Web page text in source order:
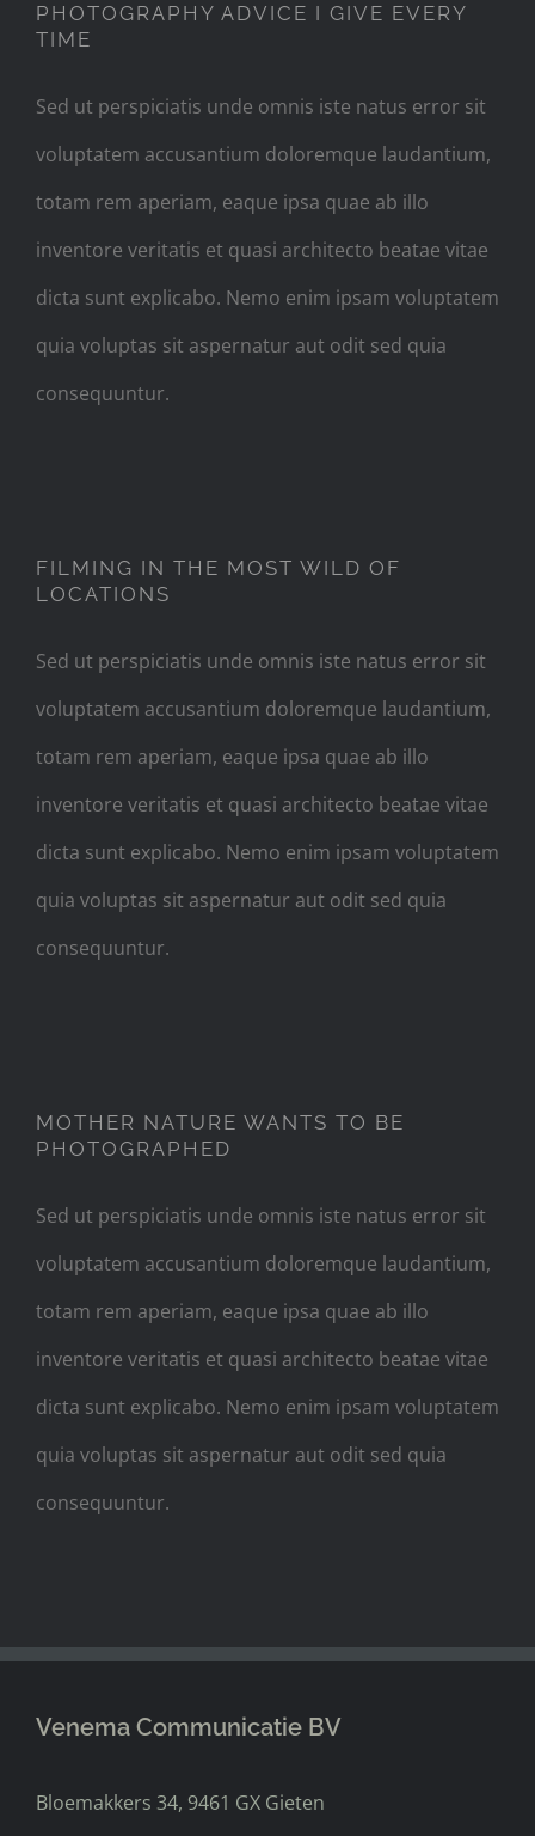
PHOTOGRAPHY ADVICE I GIVE EVERY
TIME
Sed ut perspiciatis unde omnis iste natus error sit
voluptatem accusantium doloremque laudantium,
totam rem aperiam, eaque ipsa quae ab illo
inventore veritatis et quasi architecto beatae vitae
dicta sunt explicabo. Nemo enim ipsam voluptatem
quia voluptas sit aspernatur aut odit sed quia
consequuntur.
FILMING IN THE MOST WILD OF
LOCATIONS
Sed ut perspiciatis unde omnis iste natus error sit
voluptatem accusantium doloremque laudantium,
totam rem aperiam, eaque ipsa quae ab illo
inventore veritatis et quasi architecto beatae vitae
dicta sunt explicabo. Nemo enim ipsam voluptatem
quia voluptas sit aspernatur aut odit sed quia
consequuntur.
MOTHER NATURE WANTS TO BE
PHOTOGRAPHED
Sed ut perspiciatis unde omnis iste natus error sit
voluptatem accusantium doloremque laudantium,
totam rem aperiam, eaque ipsa quae ab illo
inventore veritatis et quasi architecto beatae vitae
dicta sunt explicabo. Nemo enim ipsam voluptatem
quia voluptas sit aspernatur aut odit sed quia
consequuntur.
Venema Communicatie BV
Bloemakkers 34, 9461 GX Gieten